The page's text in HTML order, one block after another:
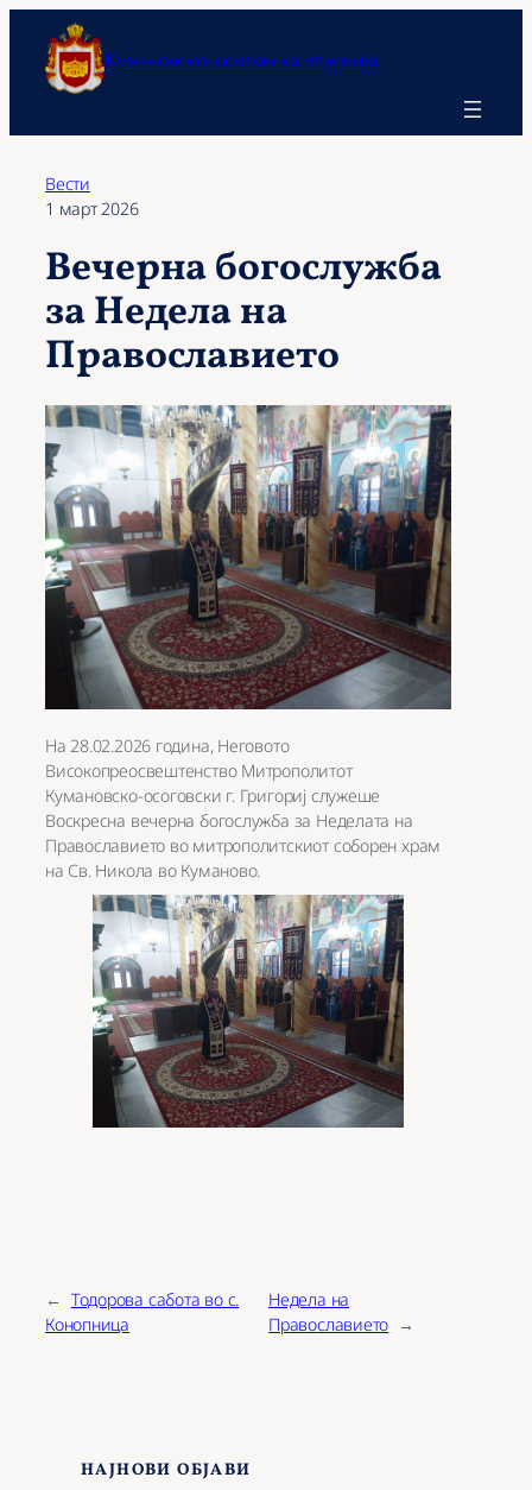
содржината Кумановско-осоговска епархија
Вести
1 март 2026
Вечерна богослужба
за Недела на
Православието
На 28.02.2026 година, Неговото
Високопреосвештенство Митрополитот
Кумановско-осоговски г. Григориј служеше
Воскресна вечерна богослужба за Неделатa на
Православието во митрополитскиот соборен храм
на Св. Никола во Куманово.
← Тодорова сабота во с.
Конопница
Недела на
Православието →
НАЈНОВИ ОБЈАВИ